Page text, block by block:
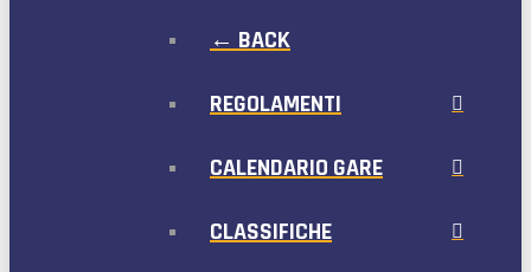
← BACK
REGOLAMENTI
CALENDARIO GARE
CLASSIFICHE